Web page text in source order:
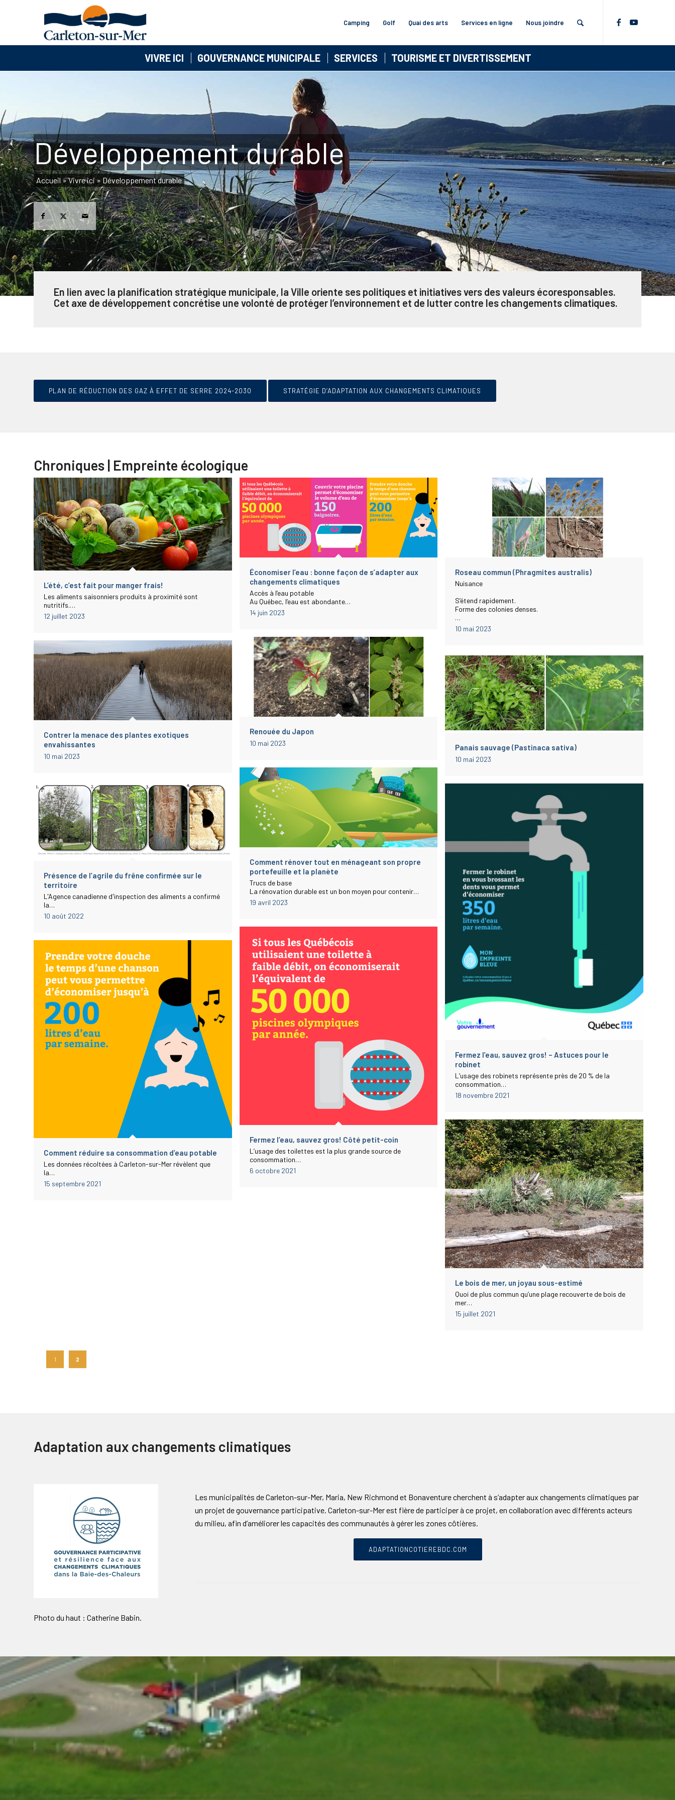
Camping Golf Quai des arts Services en ligne Nous joindre
VIVRE ICI GOUVERNANCE MUNICIPALE SERVICES TOURISME ET DIVERTISSEMENT
Développement durable
Accueil »Vivre ici»Développement durable
En lien avec la planification stratégique municipale, la Ville oriente ses politiques et initiatives vers des valeurs écoresponsables.
Cet axe de développement concrétise une volonté de protéger l’environnement et de lutter contre les changements climatiques.
PLAN DE RÉDUCTION DES GAZ À EFFET DE SERRE 2024-2030 STRATÉGIE D’ADAPTATION AUX CHANGEMENTS CLIMATIQUES
Chroniques | Empreinte écologique
L’été, c’est fait pour manger frais!
Les aliments saisonniers produits à proximité sont
nutritifs.…
12 juillet 2023
Économiser l’eau : bonne façon de s’adapter aux
changements climatiques
Accès à l’eau potable
Au Québec, l’eau est abondante…
14 juin 2023
Roseau commun (Phragmites australis)
Nuisance
S’étend rapidement.
Forme des colonies denses.
…
10 mai 2023
Renouée du Japon
10 mai 2023
Contrer la menace des plantes exotiques
envahissantes
10 mai 2023
Panais sauvage (Pastinaca sativa)
10 mai 2023
Comment rénover tout en ménageant son propre
portefeuille et la planète
Trucs de base
La rénovation durable est un bon moyen pour contenir…
19 avril 2023
Présence de l’agrile du frêne confirmée sur le
territoire
L'Agence canadienne d'inspection des aliments a confirmé
la…
10 août 2022
Fermez l’eau, sauvez gros! – Astuces pour le
robinet
L’usage des robinets représente près de 20 % de la
consommation…
18 novembre 2021
Fermez l’eau, sauvez gros! Côté petit-coin
L’usage des toilettes est la plus grande source de
consommation…
6 octobre 2021
Comment réduire sa consommation d’eau potable
Les données récoltées à Carleton-sur-Mer révèlent que
la…
15 septembre 2021
Le bois de mer, un joyau sous-estimé
Quoi de plus commun qu’une plage recouverte de bois de
mer…
15 juillet 2021
1 2
Adaptation aux changements climatiques
Les municipalités de Carleton-sur-Mer, Maria, New Richmond et Bonaventure cherchent à s’adapter aux changements climatiques par
un projet de gouvernance participative. Carleton-sur-Mer est fière de participer à ce projet, en collaboration avec différents acteurs
du milieu, afin d’améliorer les capacités des communautés à gérer les zones côtières.
ADAPTATIONCOTIEREBDC.COM
Photo du haut : Catherine Babin.